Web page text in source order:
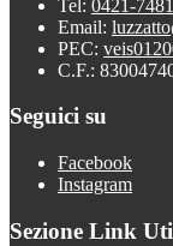
Tel: 0421-
Email:
PEC:
C.F.:
Seguici su
Facebook
Instagram
Sezione Link